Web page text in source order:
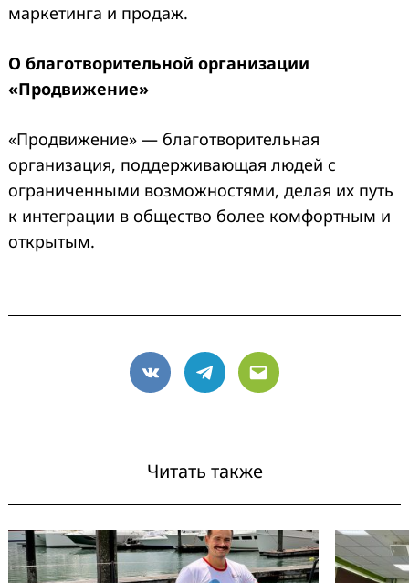
маркетинга и продаж.
О благотворительной организации
«Продвижение»
«Продвижение» — благотворительная
организация, поддерживающая людей с
ограниченными возможностями, делая их путь
к интеграции в общество более комфортным и
открытым.
VK Telegram
Email
Читать также